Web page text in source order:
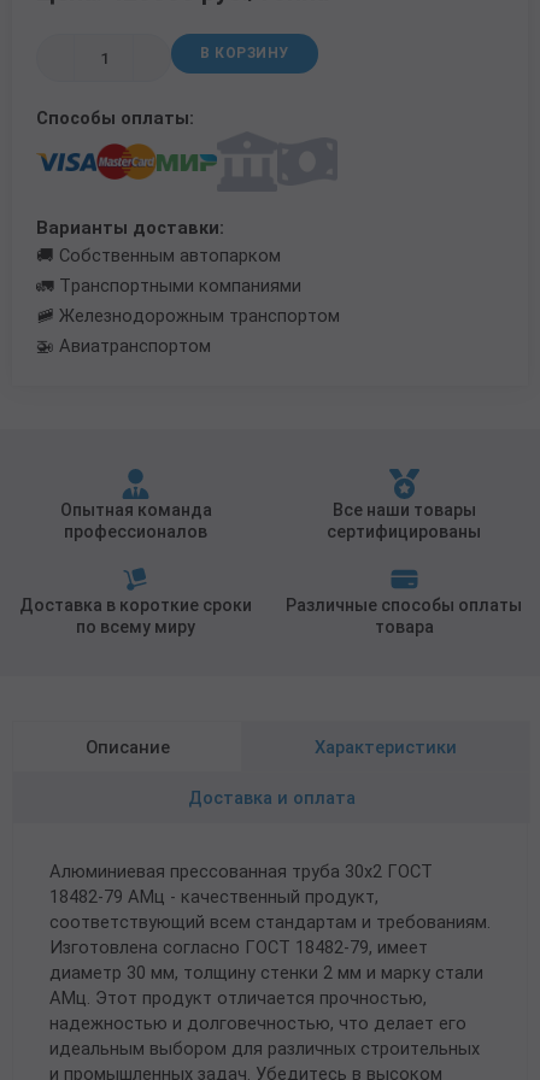
В КОРЗИНУ
Способы оплаты:
Варианты доставки:
🚚 Собственным автопарком
🚛 Транспортными компаниями
🚞 Железнодорожным транспортом
🚁 Авиатранспортом
Опытная команда
профессионалов
Все наши товары
сертифицированы
Доставка в короткие сроки
по всему миру
Различные способы оплаты
товара
Описание Характеристики
Доставка и оплата
Алюминиевая прессованная труба 30х2 ГОСТ
18482-79 АМц - качественный продукт,
соответствующий всем стандартам и требованиям.
Изготовлена согласно ГОСТ 18482-79, имеет
диаметр 30 мм, толщину стенки 2 мм и марку стали
АМц. Этот продукт отличается прочностью,
надежностью и долговечностью, что делает его
идеальным выбором для различных строительных
и промышленных задач. Убедитесь в высоком
Трубы в ВУС изоляции